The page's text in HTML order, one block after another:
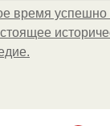
время